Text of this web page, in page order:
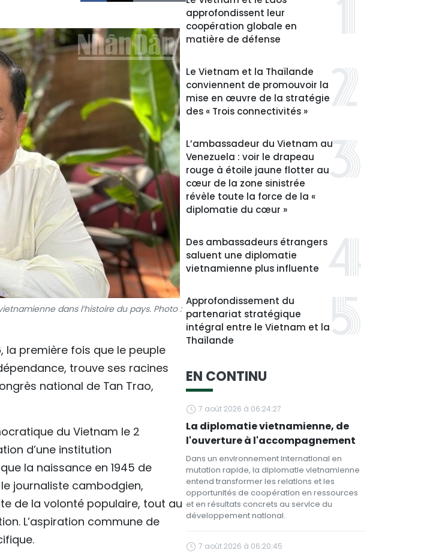
dans l’histoire du pays. Photo :
la première fois que le peuple
trouve ses racines
national de Tan Trao,
du Vietnam le 2
d’une institution
la naissance en 1945 de
journaliste cambodgien,
de la volonté populaire, tout au
L’aspiration commune de
approfondissent leur
coopération globale en
matière de défense
Le Vietnam et la Thaïlande
conviennent de promouvoir la
mise en œuvre de la stratégie
des « Trois connectivités »
L’ambassadeur du Vietnam au
Venezuela : voir le drapeau
rouge à étoile jaune flotter au
cœur de la zone sinistrée
révèle toute la force de la «
diplomatie du cœur »
Des ambassadeurs étrangers
saluent une diplomatie
vietnamienne plus influente
Approfondissement du
partenariat stratégique
intégral entre le Vietnam et la
Thaïlande
EN CONTINU
7 août 2026 à 06:24:27
La diplomatie vietnamienne, de
l'ouverture à l'accompagnement
Dans un environnement international en
mutation rapide, la diplomatie vietnamienne
entend transformer les relations et les
opportunités de coopération en ressources
et en résultats concrets au service du
développement national.
7 août 2026 à 06:20:45